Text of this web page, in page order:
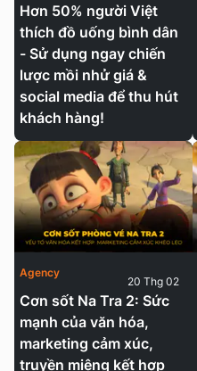
Hơn 50% người Việt
thích đồ uống bình dân
- Sử dụng ngay chiến
lược mồi nhử giá &
social media để thu hút
khách hàng!
Cơn sốt Na Tra 2: Sức
mạnh của văn hóa,
marketing cảm xúc,
truyền miệng kết hợp
Agency
20 Thg 02